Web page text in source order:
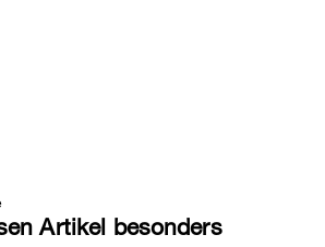
Artikel besonders